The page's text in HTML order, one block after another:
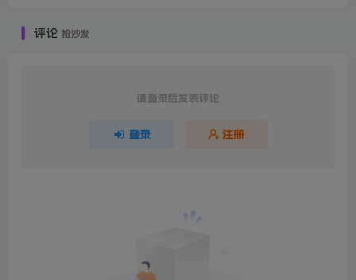
评论 抢沙发
请登录后发表评论
登录 注册